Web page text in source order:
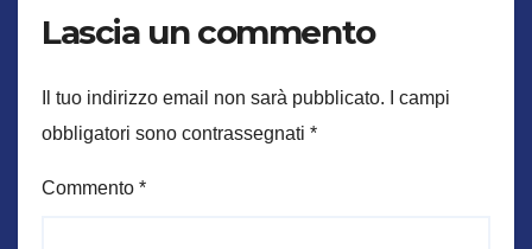
Lascia un commento
Il tuo indirizzo email non sarà pubblicato.
I campi
obbligatori sono contrassegnati *
Commento *